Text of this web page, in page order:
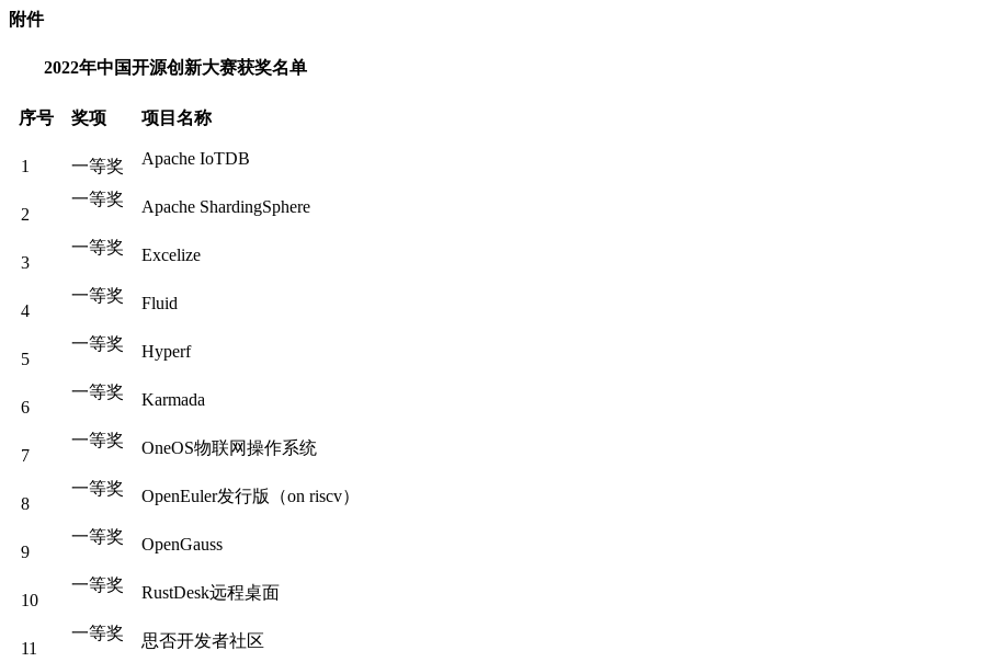
附件
2022年中国开源创新大赛获奖名单
序号 奖项 项目名称
1 一等奖 Apache IoTDB
2
一等奖 Apache ShardingSphere
3
一等奖 Excelize
4
一等奖 Fluid
5
一等奖 Hyperf
6
一等奖 Karmada
7
一等奖 OneOS物联网操作系统
8
一等奖 OpenEuler发行版（on riscv）
9
一等奖 OpenGauss
10
一等奖 RustDesk远程桌面
11
一等奖 思否开发者社区